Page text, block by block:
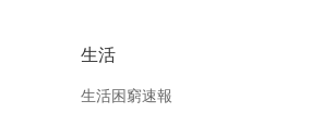
生活
生活困窮速報